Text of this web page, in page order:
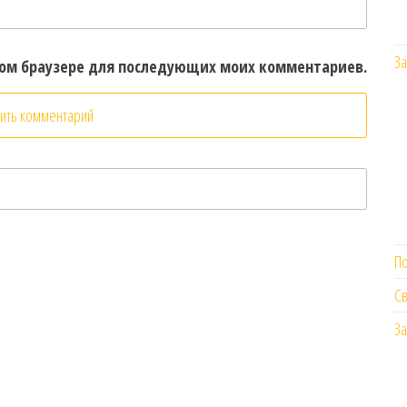
браузере для последующих моих комментариев.